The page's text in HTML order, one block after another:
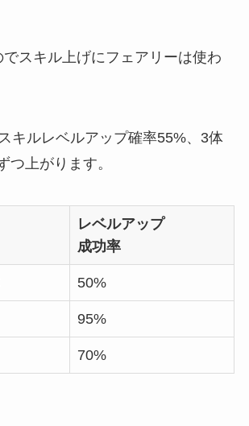
でスキル上げにフェアリーは使わ
キルレベルアップ確率55%、3体
つ上がります。
レベルアップ
成功率
50%
95%
70%